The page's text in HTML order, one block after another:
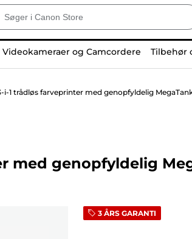
Videokameraer og Camcordere Tilbehør
i-1 trådløs farveprinter med genopfyldelig
med genopfyldelig
3 ÅRS GARANTI